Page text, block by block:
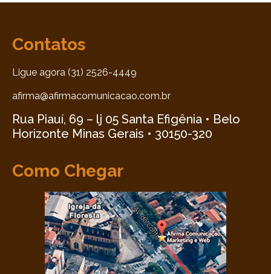
Contatos
Ligue agora (31) 2526-4449
afirma@afirmacomunicacao.com.br
Rua Piauí, 69 – lj 05 Santa Efigênia • Belo
Horizonte Minas Gerais • 30150-320
Como Chegar